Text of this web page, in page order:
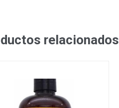
relacionados